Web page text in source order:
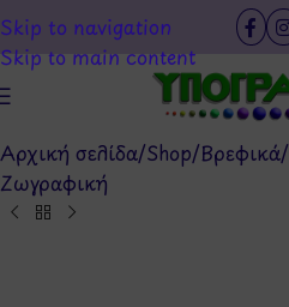
Skip to navigation
Skip to main content
Αρχική σελίδα/Shop/Βρεφικά/
Ζωγραφική